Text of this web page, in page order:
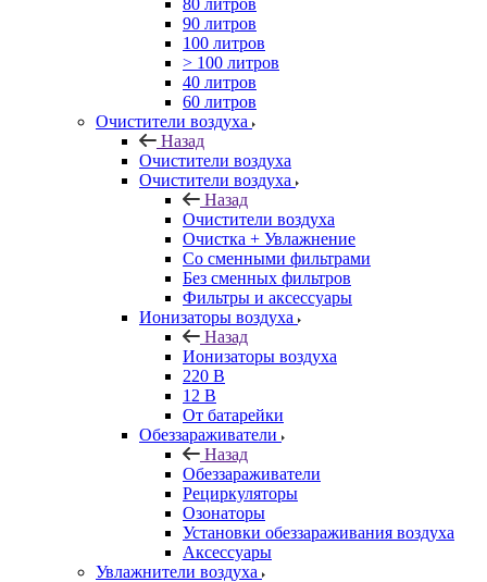
80 литров
90 литров
100 литров
> 100 литров
40 литров
60 литров
Очистители воздуха
Назад
Очистители воздуха
Очистители воздуха
Назад
Очистители воздуха
Очистка + Увлажнение
Cо сменными фильтрами
Без сменных фильтров
Фильтры и аксессуары
Ионизаторы воздуха
Назад
Ионизаторы воздуха
220 В
12 В
От батарейки
Обеззараживатели
Назад
Обеззараживатели
Рециркуляторы
Озонаторы
Установки обеззараживания воздуха
Аксессуары
Увлажнители воздуха